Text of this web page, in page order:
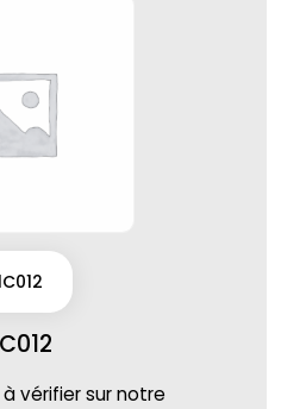
vérifier sur notre